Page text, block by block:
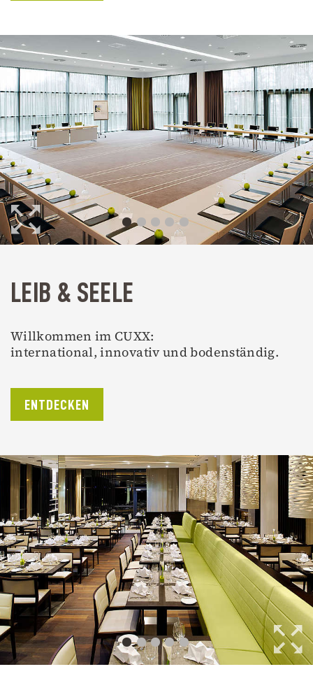
LEIB & SEELE
Willkommen im CUXX:
international, innovativ und bodenständig.
ENTDECKEN